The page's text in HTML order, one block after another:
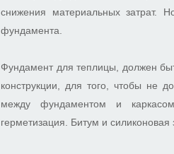
снижения материальных затрат.
фундамента.
Фундамент для теплицы, должен
конструкции, для того, чтобы не
между фундаментом и
герметизация. Битум и